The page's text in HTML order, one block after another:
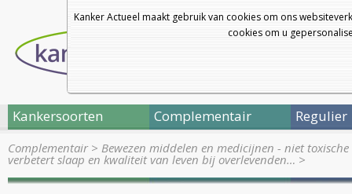
Kanker Actueel maakt gebruik van cookies om ons
cookies om u
Kankersoorten Complementair Regulier
Complementair> Bewezen middelen en medicijnen - niet
verbetert slaap en kwaliteit van leven bij overlevenden… >